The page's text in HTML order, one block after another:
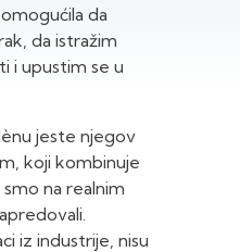
da
da istražim
i upustim se u
jeste njegov
koji kombinuje
na realnim
iz industrije, nisu